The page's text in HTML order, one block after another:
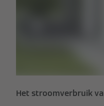
Het stroomverbruik